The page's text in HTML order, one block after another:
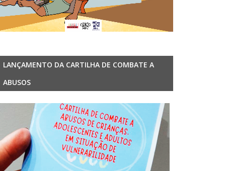
LANÇAMENTO DA CARTILHA DE COMBATE A
ABUSOS